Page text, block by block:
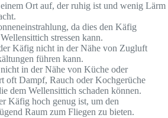
Ort auf, der ruhig ist und wenig Lärm
da dies den Käfig
stressen kann.
Käfig nicht in der Nähe von Zugluft
führen kann.
in der Nähe von Küche oder
oft Dampf, Rauch oder Kochgerüche
dem Wellensittich schaden können.
Käfig hoch genug ist, um den
Raum zum Fliegen zu bieten.